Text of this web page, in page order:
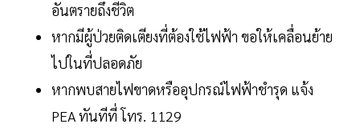
อันตรายถึงชีวิต
หากมีผู้ป่วยติดเตียงที่ต้องใช้ไฟฟ้า ขอให้เคลื่อนย้าย
ไปในที่ปลอดภัย
หากพบสายไฟขาดหรืออุปกรณ์ไฟฟ้าชำรุด แจ้ง
PEA ทันทีที่ โทร. 1129